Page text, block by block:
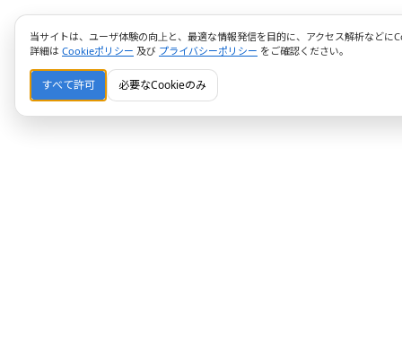
当サイトは、ユーザ体験の向上と、最適な情報発信を目的に、アクセス解析などに
詳細は Cookieポリシー 及び プライバシーポリシー をご確認ください。
すべて許可 必要なCookieのみ